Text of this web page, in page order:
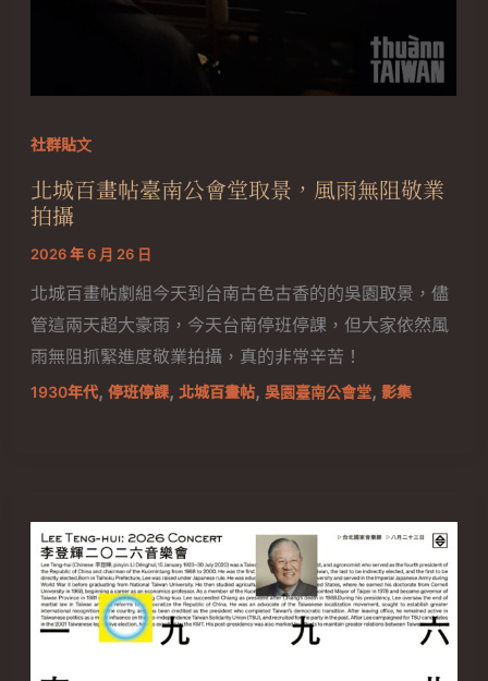
社群貼文
北城百畫帖臺南公會堂取景，風雨無阻敬業
拍攝
2026 年 6 月 26 日
北城百畫帖劇組今天到台南古色古香的的吳園取景，儘
管這兩天超大豪雨，今天台南停班停課，但大家依然風
雨無阻抓緊進度敬業拍攝，真的非常辛苦！
1930年代, 停班停課, 北城百畫帖, 吳園臺南公會堂, 影集